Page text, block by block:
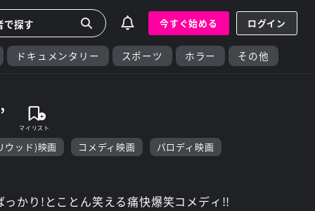
今すぐ始める ログイン
ドキュメンタリー スポーツ ホラー その他
ウッド)映画 コメディ映画 パロディ映画
かり!とことん笑える痛快爆笑コメディ!!